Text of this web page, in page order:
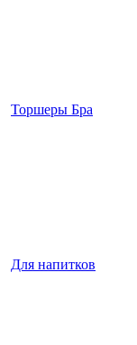
Торшеры Бра
Для напитков